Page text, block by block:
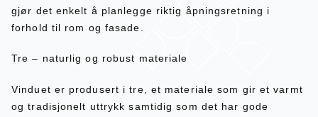
gjør det enkelt å planlegge riktig åpningsretning i
forhold til rom og fasade.
Tre – naturlig og robust materiale
Vinduet er produsert i tre, et materiale som gir et varmt
og tradisjonelt uttrykk samtidig som det har gode